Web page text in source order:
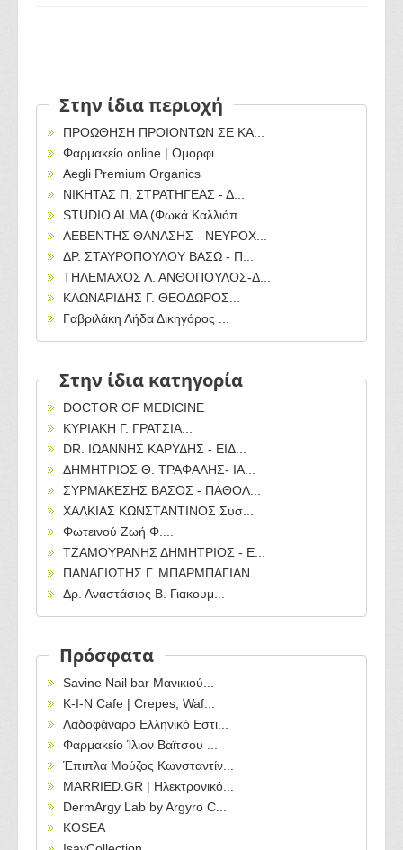
Στην ίδια περιοχή
ΠΡΟΩΘΗΣΗ ΠΡΟΙΟΝΤΩΝ ΣΕ ΚΑ...
Φαρμακείο online | Ομορφι...
Aegli Premium Organics
ΝΙΚΗΤΑΣ Π. ΣΤΡΑΤΗΓΕΑΣ - Δ...
STUDIO ALMA (Φωκά Καλλιόπ...
ΛΕΒΕΝΤΗΣ ΘΑΝΑΣΗΣ - ΝΕΥΡΟΧ...
ΔΡ. ΣΤΑΥΡΟΠΟΥΛΟΥ ΒΑΣΩ - Π...
ΤΗΛΕΜΑΧΟΣ Λ. ΑΝΘΟΠΟΥΛΟΣ-Δ...
ΚΛΩΝΑΡΙΔΗΣ Γ. ΘΕΟΔΩΡΟΣ...
Γαβριλάκη Λήδα Δικηγόρος ...
Στην ίδια κατηγορία
DOCTOR OF MEDICINE
ΚΥΡΙΑΚΗ Γ. ΓΡΑΤΣΙΑ...
DR. ΙΩΑΝΝΗΣ ΚΑΡΥΔΗΣ - ΕΙΔ...
ΔΗΜΗΤΡΙΟΣ Θ. ΤΡΑΦΑΛΗΣ- ΙΑ...
ΣΥΡΜΑΚΕΣΗΣ ΒΑΣΟΣ - ΠΑΘΟΛ...
ΧΑΛΚΙΑΣ ΚΩΝΣΤΑΝΤΙΝΟΣ Συσ...
Φωτεινού Ζωή Φ....
ΤΖΑΜΟΥΡΑΝΗΣ ΔΗΜΗΤΡΙΟΣ - Ε...
ΠΑΝΑΓΙΩΤΗΣ Γ. ΜΠΑΡΜΠΑΓΙΑΝ...
Δρ. Αναστάσιος Β. Γιακουμ...
Πρόσφατα
Savine Nail bar Μανικιού...
Κ-Ι-Ν Cafe | Crepes, Waf...
Λαδοφάναρο Ελληνικό Εστι...
Φαρμακείο Ίλιον Βαϊτσου ...
Έπιπλα Μούζος Κωνσταντίν...
MARRIED.GR | Ηλεκτρονικό...
DermArgy Lab by Argyro C...
KOSEA